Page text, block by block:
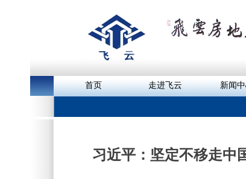
首页 走进飞云 新闻
习近平：坚定不移走中